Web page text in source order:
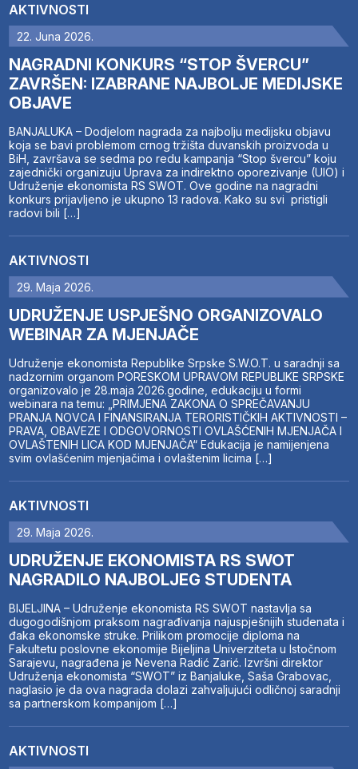
AKTIVNOSTI
22. Juna 2026.
NAGRADNI KONKURS “STOP ŠVERCU”
ZAVRŠEN: IZABRANE NAJBOLJE MEDIJSKE
OBJAVE
BANJALUKA – Dodjelom nagrada za najbolju medijsku objavu
koja se bavi problemom crnog tržišta duvanskih proizvoda u
BiH, završava se sedma po redu kampanja “Stop švercu” koju
zajednički organizuju Uprava za indirektno oporezivanje (UIO) i
Udruženje ekonomista RS SWOT. Ove godine na nagradni
konkurs prijavljeno je ukupno 13 radova. Kako su svi pristigli
radovi bili […]
AKTIVNOSTI
29. Maja 2026.
UDRUŽENJE USPJEŠNO ORGANIZOVALO
WEBINAR ZA MJENJAČE
Udruženje ekonomista Republike Srpske S.W.O.T. u saradnji sa
nadzornim organom PORESKOM UPRAVOM REPUBLIKE SRPSKE
organizovalo je 28.maja 2026.godine, edukaciju u formi
webinara na temu: „PRIMJENA ZAKONA O SPREČAVANJU
PRANJA NOVCA I FINANSIRANJA TERORISTIČKIH AKTIVNOSTI –
PRAVA, OBAVEZE I ODGOVORNOSTI OVLAŠĆENIH MJENJAČA I
OVLAŠTENIH LICA KOD MJENJAČA“ Edukacija je namijenjena
svim ovlašćenim mjenjačima i ovlaštenim licima […]
AKTIVNOSTI
29. Maja 2026.
UDRUŽENJE EKONOMISTA RS SWOT
NAGRADILO NAJBOLJEG STUDENTA
BIJELJINA – Udruženje ekonomista RS SWOT nastavlja sa
dugogodišnjom praksom nagrađivanja najuspješnijih studenata i
đaka ekonomske struke. Prilikom promocije diploma na
Fakultetu poslovne ekonomije Bijeljina Univerziteta u Istočnom
Sarajevu, nagrađena je Nevena Radić Zarić. Izvršni direktor
Udruženja ekonomista “SWOT” iz Banjaluke, Saša Grabovac,
naglasio je da ova nagrada dolazi zahvaljujući odličnoj saradnji
sa partnerskom kompanijom […]
AKTIVNOSTI